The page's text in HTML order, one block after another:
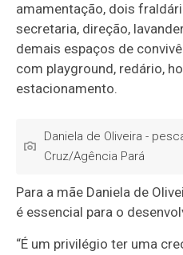
amamentação, dois
secretaria, direção,
demais espaços de
com playground, redário,
estacionamento.
Daniela de Oliveira -
Cruz/Agência Pará
Para a mãe Daniela de
é essencial para o
“É um privilégio ter uma